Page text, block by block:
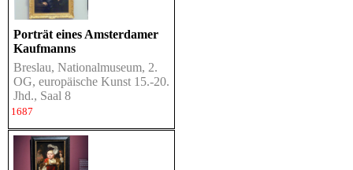
Porträt eines Amsterdamer
Kaufmanns
Breslau, Nationalmuseum, 2.
OG, europäische Kunst 15.-20.
Jhd., Saal 8
1687